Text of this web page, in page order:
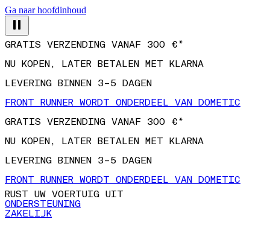
Ga naar hoofdinhoud
NU KOPEN, LATER BETALEN MET KLARNA
LEVERING BINNEN 3–5 DAGEN
FRONT RUNNER WORDT ONDERDEEL VAN DOMETIC
GRATIS VERZENDING VANAF 300 €*
NU KOPEN, LATER BETALEN MET KLARNA
LEVERING BINNEN 3–5 DAGEN
FRONT RUNNER WORDT ONDERDEEL VAN DOMETIC
RUST UW VOERTUIG UIT
ONDERSTEUNING
ZAKELIJK